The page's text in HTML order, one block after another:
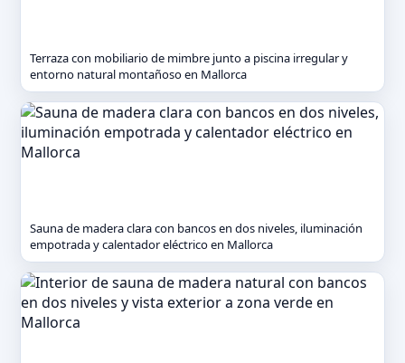
Terraza con mobiliario de mimbre junto a piscina irregular y
entorno natural montañoso en Mallorca
Sauna de madera clara con bancos en dos niveles, iluminación
empotrada y calentador eléctrico en Mallorca